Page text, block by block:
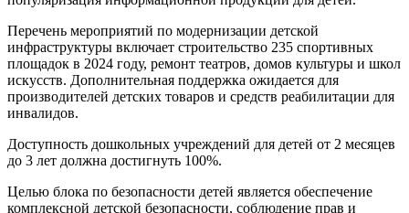
Перечень мероприятий по модернизации детской
инфраструктуры включает строительство 235 спортивных
площадок в 2024 году, ремонт театров, домов культуры и школ
искусств. Дополнительная поддержка ожидается для
производителей детских товаров и средств реабилитации для
инвалидов.
Доступность дошкольных учреждений для детей от 2 месяцев
до 3 лет должна достигнуть 100%.
Целью блока по безопасности детей является обеспечение
комплексной детской безопасности, соблюдение прав и